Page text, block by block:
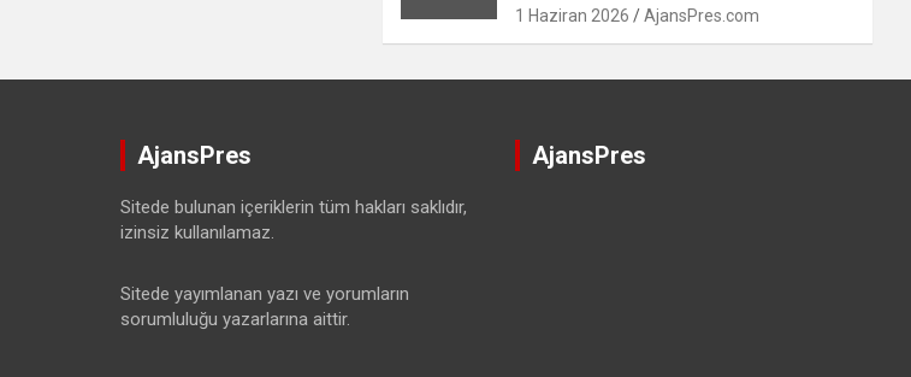
1 Haziran 2026 AjansPres.com
AjansPres
Sitede bulunan içeriklerin tüm hakları saklıdır,
izinsiz kullanılamaz.
Sitede yayımlanan yazı ve yorumların
sorumluluğu yazarlarına aittir.
AjansPres